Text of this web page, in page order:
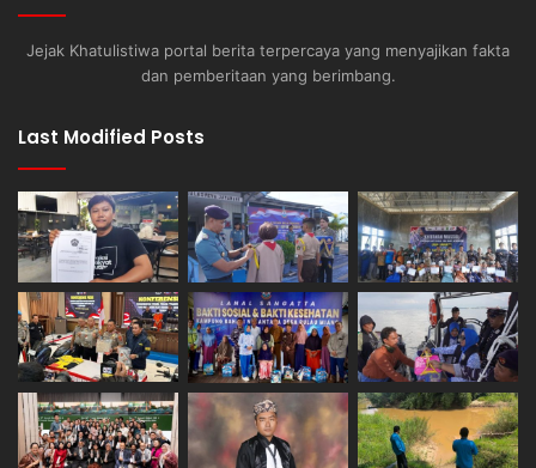
Jejak Khatulistiwa portal berita terpercaya yang menyajikan fakta
dan pemberitaan yang berimbang.
Last Modified Posts